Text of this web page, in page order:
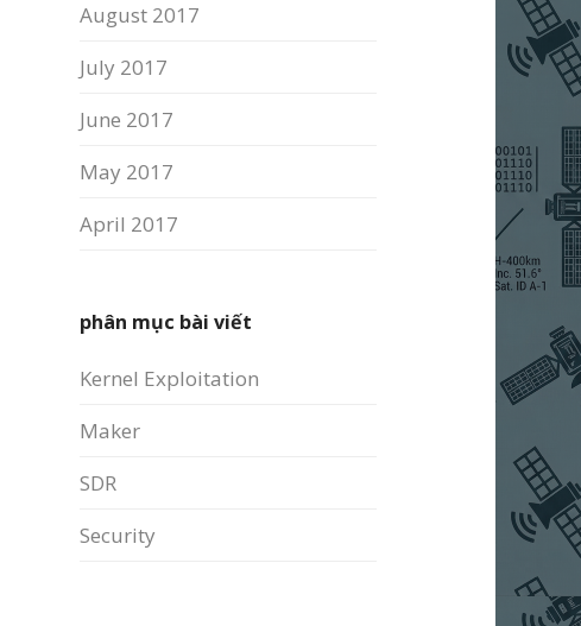
August 2017
July 2017
June 2017
May 2017
April 2017
phân mục bài viết
Kernel Exploitation
Maker
SDR
Security